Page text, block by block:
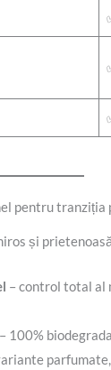
pentru tranziția
și
– control total al
– 100%